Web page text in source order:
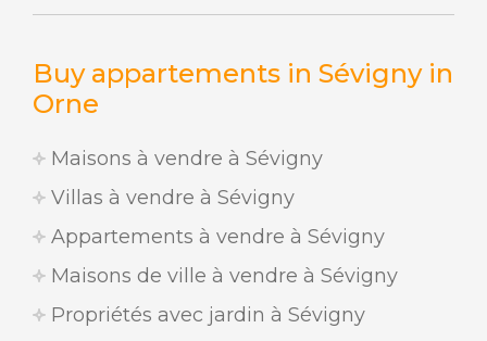
Buy appartements in Sévigny in
Orne
Maisons à vendre à Sévigny
Villas à vendre à Sévigny
Appartements à vendre à Sévigny
Maisons de ville à vendre à Sévigny
Propriétés avec jardin à Sévigny